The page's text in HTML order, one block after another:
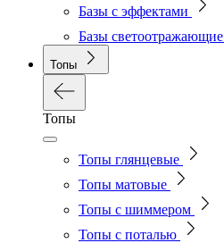
Базы с эффектами
Базы светоотражающие
Топы
Топы
Топы глянцевые
Топы матовые
Топы с шиммером
Топы с поталью